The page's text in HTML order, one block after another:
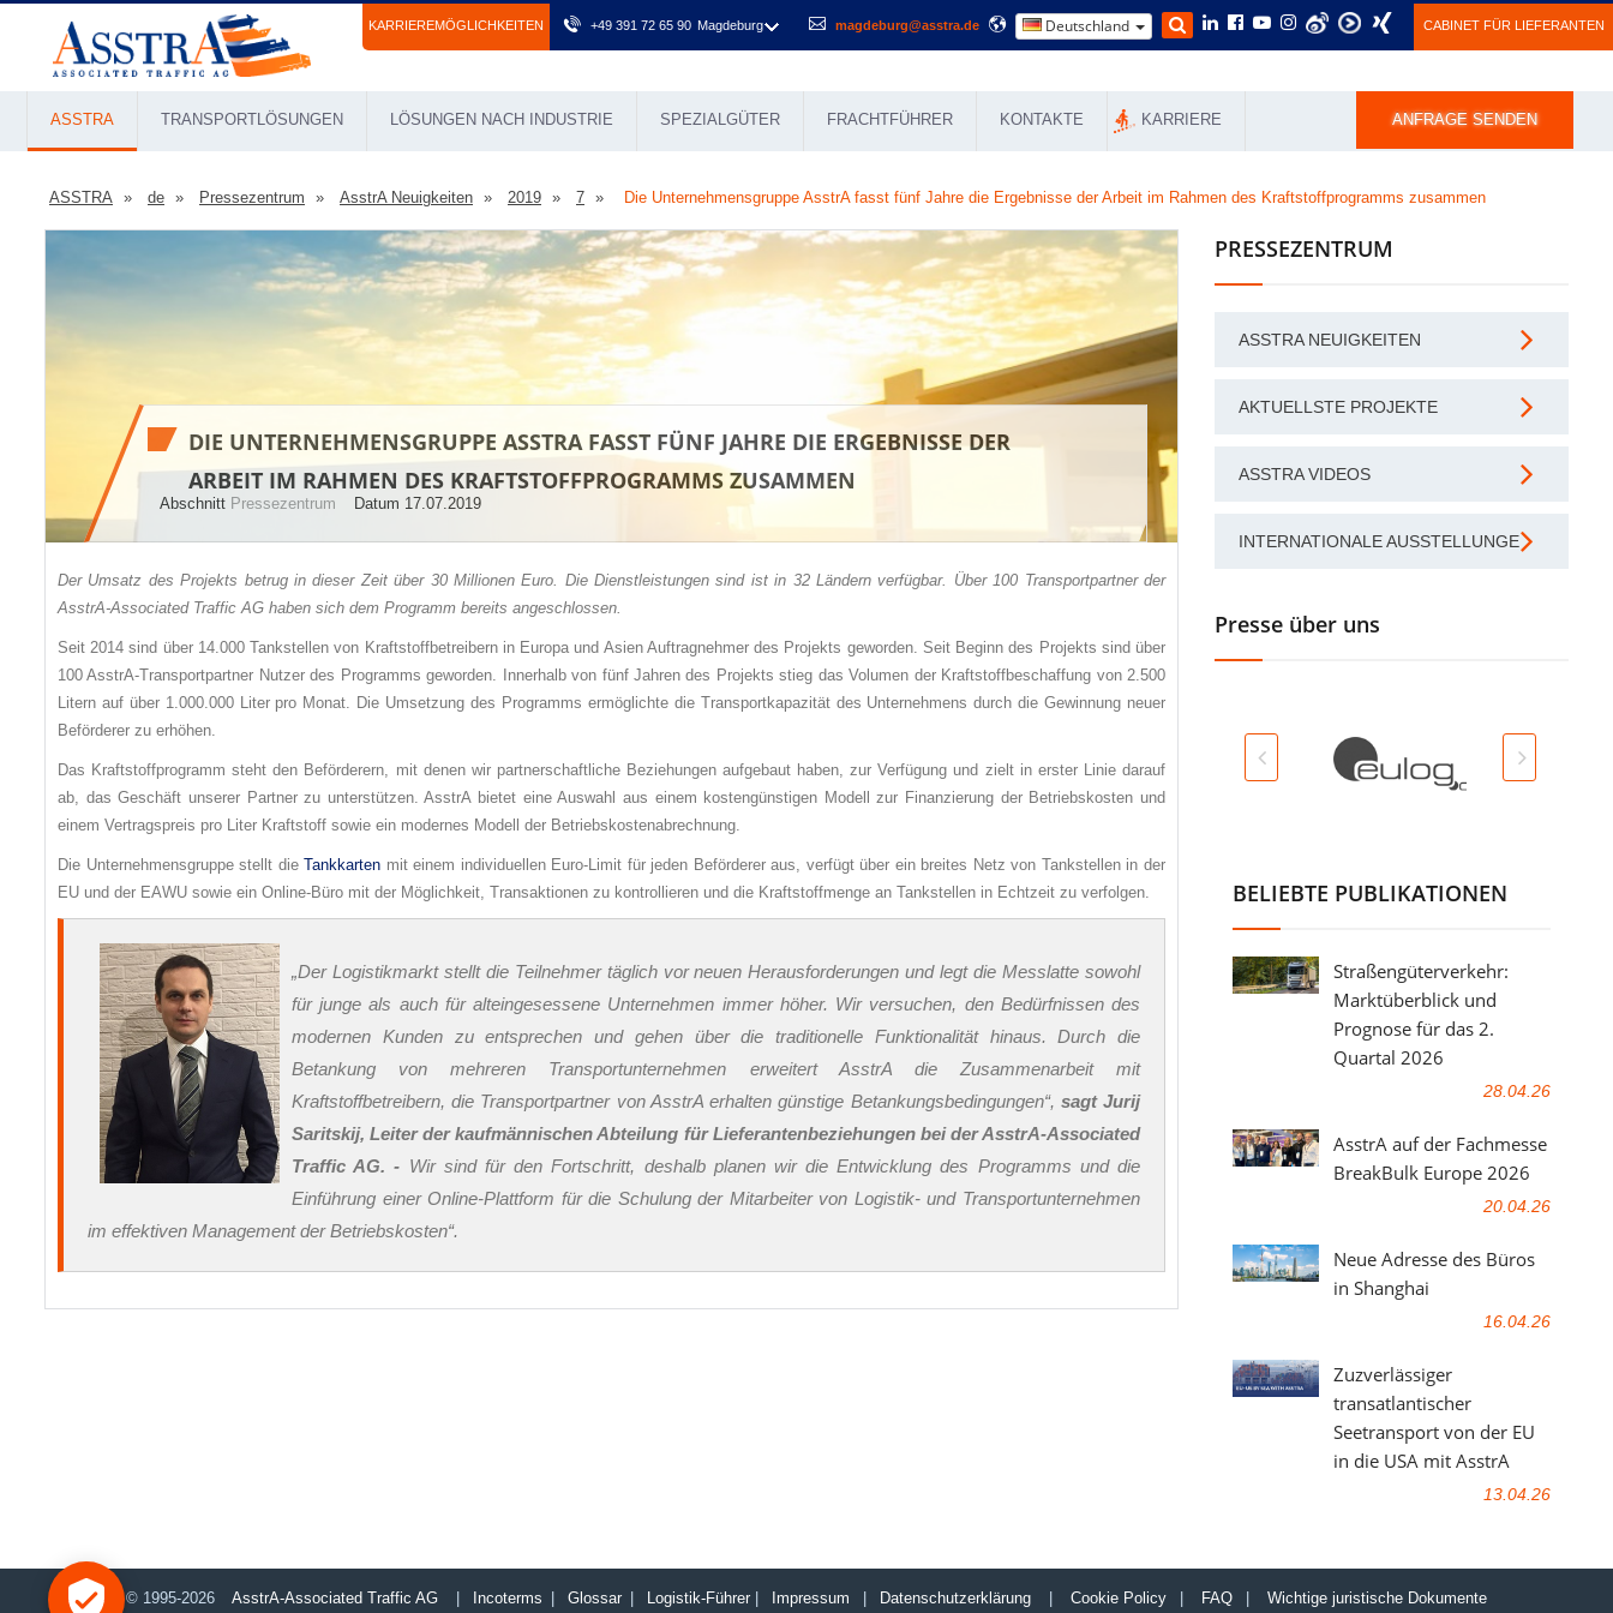
KARRIEREMÖGLICHKEITEN +49 391 72 65 90 Magdeburg magdeburg@asstra.de Deutschland CABINET FÜR LIEFERANTEN
ASSTRA TRANSPORTLÖSUNGEN LÖSUNGEN NACH INDUSTRIE SPEZIALGÜTER FRACHTFÜHRER KONTAKTE KARRIERE ANFRAGE SENDEN
ASSTRA de Pressezentrum AsstrA Neuigkeiten 2019 7 Die Unternehmensgruppe AsstrA fasst fünf Jahre die Ergebnisse der Arbeit im Rahmen des Kraftstoffprogramms zusammen
DIE UNTERNEHMENSGRUPPE ASSTRA FASST FÜNF JAHRE DIE ERGEBNISSE DER
ARBEIT IM RAHMEN DES KRAFTSTOFFPROGRAMMS ZUSAMMEN
Abschnitt Pressezentrum Datum 17.07.2019
Der Umsatz des Projekts betrug in dieser Zeit über 30 Millionen Euro. Die Dienstleistungen sind ist in 32 Ländern verfügbar. Über 100 Transportpartner der
AsstrA-Associated Traffic AG haben sich dem Programm bereits angeschlossen.
Seit 2014 sind über 14.000 Tankstellen von Kraftstoffbetreibern in Europa und Asien Auftragnehmer des Projekts geworden. Seit Beginn des Projekts sind über
100 AsstrA-Transportpartner Nutzer des Programms geworden. Innerhalb von fünf Jahren des Projekts stieg das Volumen der Kraftstoffbeschaffung von 2.500
Litern auf über 1.000.000 Liter pro Monat. Die Umsetzung des Programms ermöglichte die Transportkapazität des Unternehmens durch die Gewinnung neuer
Beförderer zu erhöhen.
Das Kraftstoffprogramm steht den Beförderern, mit denen wir partnerschaftliche Beziehungen aufgebaut haben, zur Verfügung und zielt in erster Linie darauf
ab, das Geschäft unserer Partner zu unterstützen. AsstrA bietet eine Auswahl aus einem kostengünstigen Modell zur Finanzierung der Betriebskosten und
einem Vertragspreis pro Liter Kraftstoff sowie ein modernes Modell der Betriebskostenabrechnung.
Die Unternehmensgruppe stellt dieTankkarten mit einem individuellen Euro-Limit für jeden Beförderer aus, verfügt über ein breites Netz von Tankstellen in der
EU und der EAWU sowie ein Online-Büro mit der Möglichkeit, Transaktionen zu kontrollieren und die Kraftstoffmenge an Tankstellen in Echtzeit zu verfolgen.
„Der Logistikmarkt stellt die Teilnehmer täglich vor neuen Herausforderungen und legt die Messlatte sowohl
für junge als auch für alteingesessene Unternehmen immer höher. Wir versuchen, den Bedürfnissen des
modernen Kunden zu entsprechen und gehen über die traditionelle Funktionalität hinaus. Durch die
Betankung von mehreren Transportunternehmen erweitert AsstrA die Zusammenarbeit mit
Kraftstoffbetreibern, die Transportpartner von AsstrA erhalten günstige Betankungsbedingungen“, sagt Jurij
Saritskij, Leiter der kaufmännischen Abteilung für Lieferantenbeziehungen bei der AsstrA-Associated
Traffic AG. - Wir sind für den Fortschritt, deshalb planen wir die Entwicklung des Programms und die
Einführung einer Online-Plattform für die Schulung der Mitarbeiter von Logistik- und Transportunternehmen
im effektiven Management der Betriebskosten“.
PRESSEZENTRUM
ASSTRA NEUIGKEITEN
AKTUELLSTE PROJEKTE
ASSTRA VIDEOS
INTERNATIONALE AUSSTELLUNGEN
Presse über uns
BELIEBTE PUBLIKATIONEN
Straßengüterverkehr:
Marktüberblick und
Prognose für das 2.
Quartal 2026
28.04.26
AsstrA auf der Fachmesse
BreakBulk Europe 2026
20.04.26
Neue Adresse des Büros
in Shanghai
16.04.26
Zuzverlässiger
transatlantischer
Seetransport von der EU
in die USA mit AsstrA
13.04.26
© 1995-2026 AsstrA-Associated Traffic AG Incoterms Glossar Logistik-Führer Impressum Datenschutzerklärung Cookie Policy FAQ Wichtige juristische Dokumente